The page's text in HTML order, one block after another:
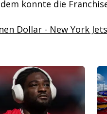
konnte die
Dollar - New York